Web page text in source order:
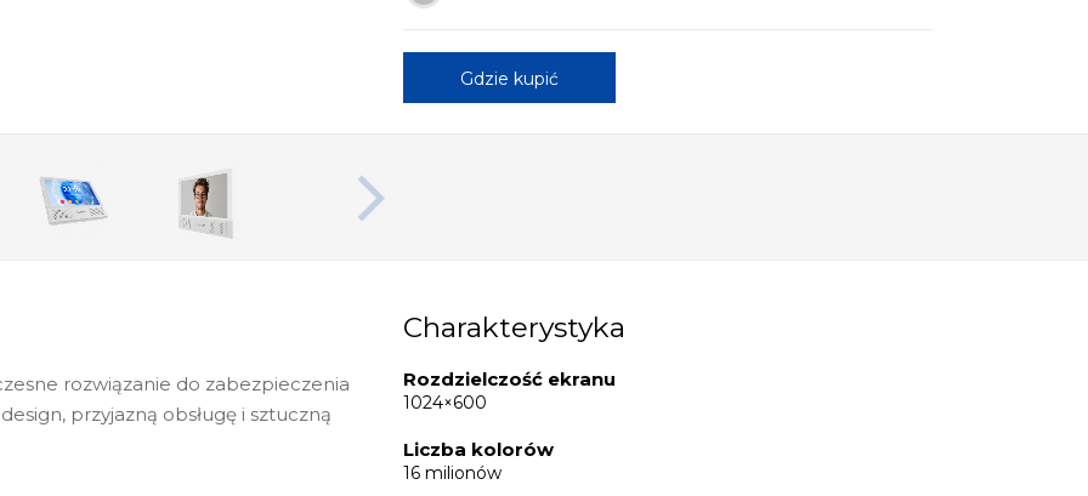
Gdzie kupić
rozwiązanie do zabezpieczenia
przyjazną obsługę i sztuczną
Charakterystyka
Rozdzielczość ekranu
1024×600
Liczba kolorów
16 milionów